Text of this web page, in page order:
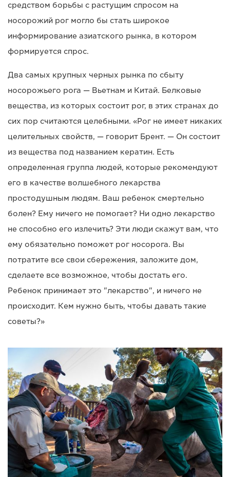
средством борьбы с растущим спросом на
носорожий рог могло бы стать широкое
информирование азиатского рынка, в котором
формируется спрос.
Два самых крупных черных рынка по сбыту
носорожьего рога — Вьетнам и Китай. Белковые
вещества, из которых состоит рог, в этих странах до
сих пор считаются целебными. «Рог не имеет никаких
целительных свойств, — говорит Брент. — Он состоит
из вещества под названием кератин. Есть
определенная группа людей, которые рекомендуют
его в качестве волшебного лекарства
простодушным людям. Ваш ребенок смертельно
болен? Ему ничего не помогает? Ни одно лекарство
не способно его излечить? Эти люди скажут вам, что
ему обязательно поможет рог носорога. Вы
потратите все свои сбережения, заложите дом,
сделаете все возможное, чтобы достать его.
Ребенок принимает это "лекарство", и ничего не
происходит. Кем нужно быть, чтобы давать такие
советы?»